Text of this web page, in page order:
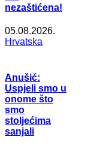
nezaštićena!
05.08.2026.
Hrvatska
Anušić:
Uspjeli smo u
onome što
smo
stoljećima
sanjali